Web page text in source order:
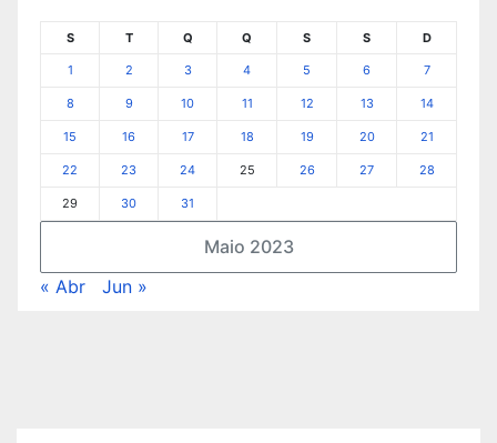
Maio 2023
S T Q Q S S D
1 2 3 4 5 6 7
8 9 10 11 12 13 14
15 16 17 18 19 20 21
22 23 24 25 26 27 28
29 30 31
« Abr Jun »